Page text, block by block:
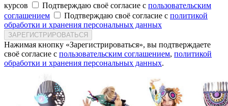
курсов
Подтверждаю своё согласие с пользовательским
соглашением
Подтверждаю своё согласие с политикой
обработки и хранения персональных данных
ЗАРЕГИСТРИРОВАТЬСЯ
Нажимая кнопку «Зарегистрироваться», вы подтверждаете
своё согласие с пользовательским соглашением, политикой
обработки и хранения персональных данных.